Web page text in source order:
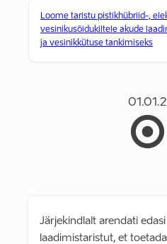
Loome taristu pistikhübriid-,
vesinikusõidukiltele akude
ja vesinikkütuse tankimiseks
Järjekindlalt arendati
laadimistaristut, et